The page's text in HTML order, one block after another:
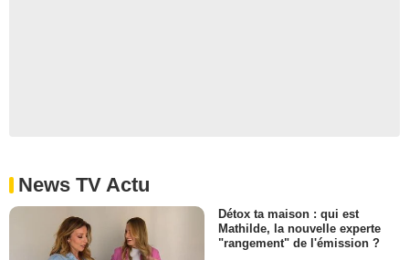
News TV Actu
Détox ta maison : qui est
Mathilde, la nouvelle experte
"rangement" de l'émission ?